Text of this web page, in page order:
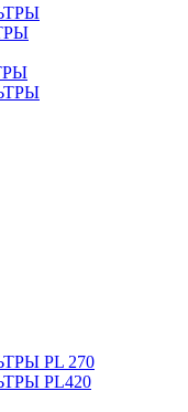
PL 270
PL420